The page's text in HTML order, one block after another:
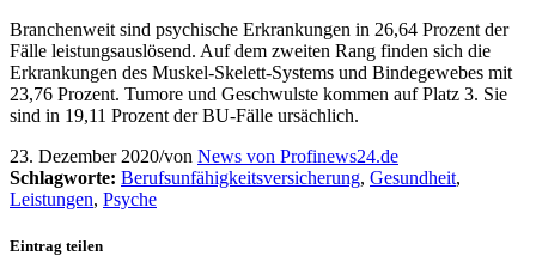
Branchenweit sind psychische Erkrankungen in 26,64 Prozent der
Fälle leistungsauslösend. Auf dem zweiten Rang finden sich die
Erkrankungen des Muskel-Skelett-Systems und Bindegewebes mit
23,76 Prozent. Tumore und Geschwulste kommen auf Platz 3. Sie
sind in 19,11 Prozent der BU-Fälle ursächlich.
23. Dezember 2020/von News von Profinews24.de
Schlagworte: Berufsunfähigkeitsversicherung, Gesundheit,
Leistungen, Psyche
Eintrag teilen